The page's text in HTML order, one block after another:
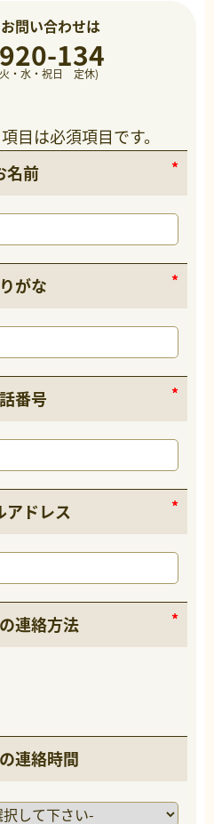
問い合わせは
134
・水・祝日 定休)
目は必須項目です。
名前
がな
番号
アドレス
連絡方法
連絡時間